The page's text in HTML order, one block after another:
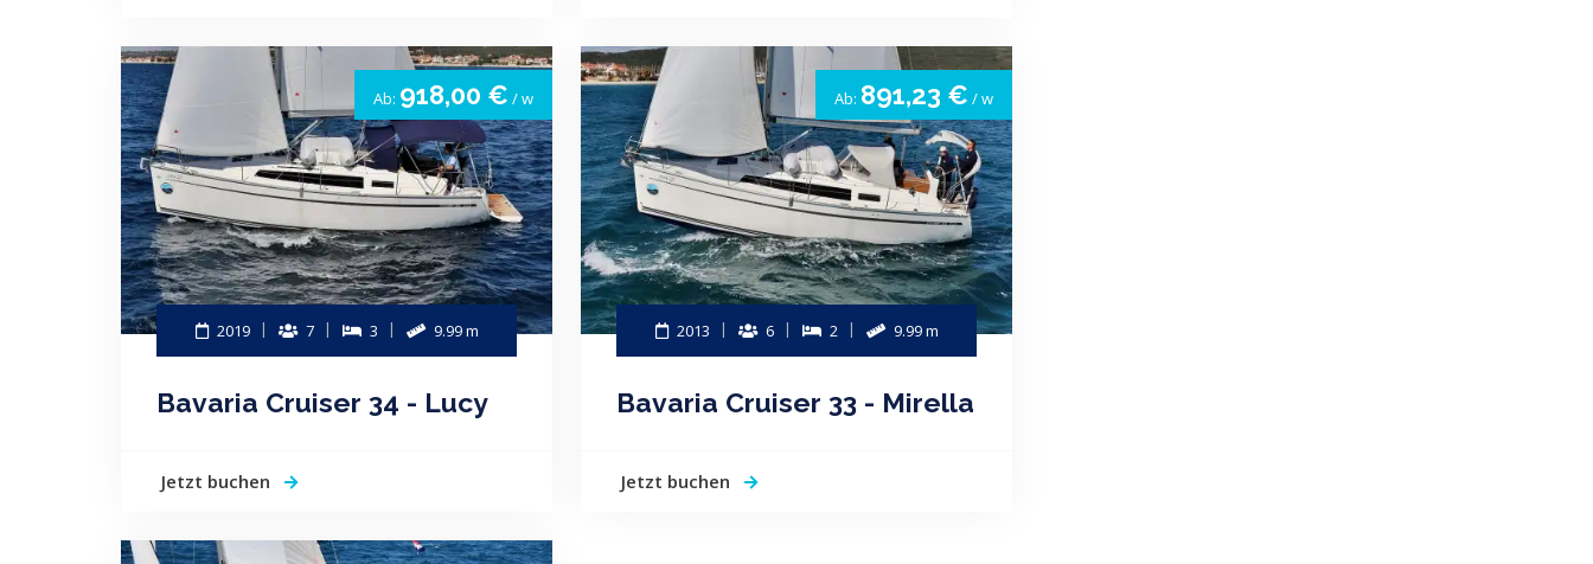
Ab: 918,00 € / w
2019 7 3 9.99 m
Bavaria Cruiser 34 - Lucy
Jetzt buchen
Ab: 891,23 € / w
2013 6 2 9.99 m
Bavaria Cruiser 33 - Mirella
Jetzt buchen